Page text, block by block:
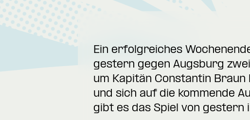
Ein erfolgreiches
gestern gegen Augsburg
um Kapitän Constantin
und sich auf die kommende
gibt es das Spiel von gestern